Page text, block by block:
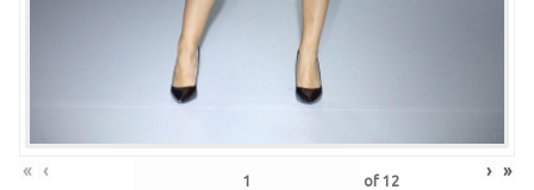
« ‹ of 12 › »